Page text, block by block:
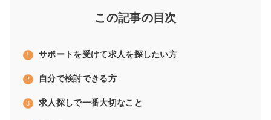
この記事の目次
サポートを受けて求人を探したい方
自分で検討できる方
求人探しで一番大切なこと